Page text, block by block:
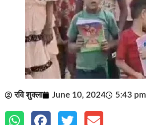
रवि शुक्ला June 10, 2024 5:43 pm